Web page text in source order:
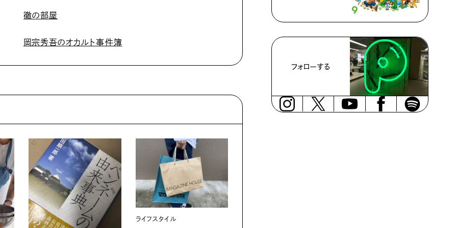
徹の部屋
岡宗秀吾のオカルト事件簿
ライフスタイル
フォローする